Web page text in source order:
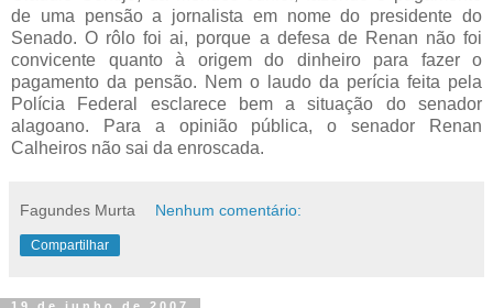
de uma pensão a jornalista em nome do presidente do
Senado. O rôlo foi ai, porque a defesa de Renan não foi
convicente quanto à origem do dinheiro para fazer o
pagamento da pensão. Nem o laudo da perícia feita pela
Polícia Federal esclarece bem a situação do senador
alagoano. Para a opinião pública, o senador Renan
Calheiros não sai da enroscada.
Fagundes Murta Nenhum comentário:
Compartilhar